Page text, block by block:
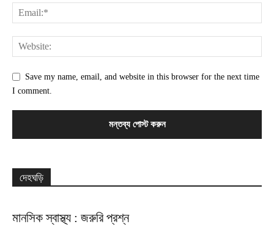
Save my name, email, and website in this browser for the next time
I comment.
দেহঘড়ি
মানসিক স্বাস্থ্য : জরুরি প্রশ্ন